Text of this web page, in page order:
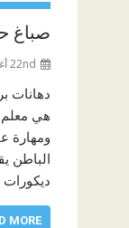
صباغ
22nd أغسطس 2024
دهانات
هي معلم
ومهارة
الباطن
MORE